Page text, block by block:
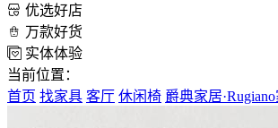
优选好店
万款好货
实体体验
当前位置：
首页 找家具 客厅 休闲椅 爵典家居